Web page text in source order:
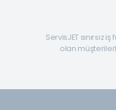
ServisJET sınırsız
olan